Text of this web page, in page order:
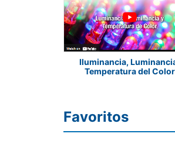
Iluminancia,
Temperatura del Color
Favoritos